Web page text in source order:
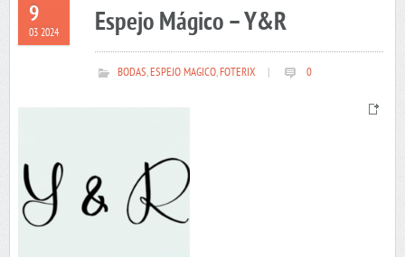
9
03 2024 Espejo Mágico – Y&R
BODAS,ESPEJO MAGICO,FOTERIX 0